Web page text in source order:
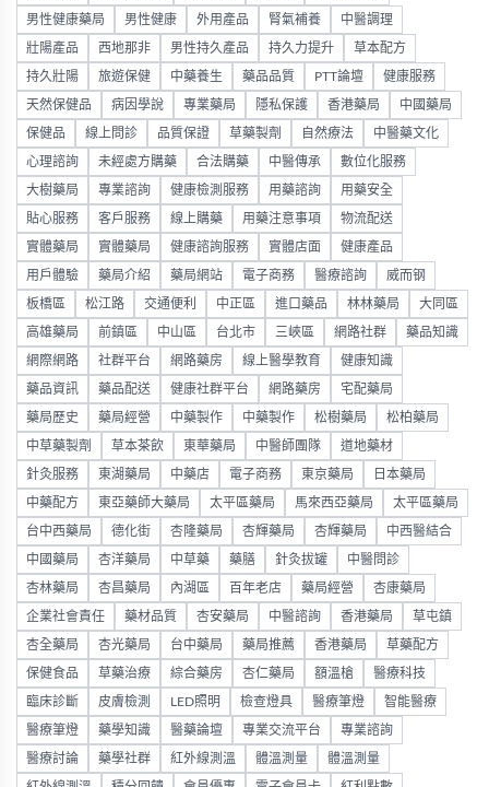
男性健康藥局 男性健康 外用產品 腎氣補養 中醫調理
壯陽產品 西地那非 男性持久產品 持久力提升 草本配方
持久壯陽 旅遊保健 中藥養生 藥品品質 PTT論壇 健康服務
天然保健品 病因學說 專業藥局 隱私保護 香港藥局 中國藥局
保健品 線上問診 品質保證 草藥製劑 自然療法 中醫藥文化
心理諮詢 未經處方購藥 合法購藥 中醫傳承 數位化服務
大樹藥局 專業諮詢 健康檢測服務 用藥諮詢 用藥安全
貼心服務 客戶服務 線上購藥 用藥注意事項 物流配送
實體藥局 實體藥局 健康諮詢服務 實體店面 健康產品
用戶體驗 藥局介紹 藥局網站 電子商務 醫療諮詢 威而钢
板橋區 松江路 交通便利 中正區 進口藥品 林林藥局 大同區
高雄藥局 前鎮區 中山區 台北市 三峽區 網路社群 藥品知識
網際網路 社群平台 網路藥房 線上醫學教育 健康知識
藥品資訊 藥品配送 健康社群平台 網路藥房 宅配藥局
藥局歷史 藥局經營 中藥製作 中藥製作 松樹藥局 松柏藥局
中草藥製劑 草本茶飲 東華藥局 中醫師團隊 道地藥材
針灸服務 東湖藥局 中藥店 電子商務 東京藥局 日本藥局
中藥配方 東亞藥師大藥局 太平區藥局 馬來西亞藥局 太平區藥局
台中西藥局 德化街 杏隆藥局 杏輝藥局 杏輝藥局 中西醫結合
中國藥局 杏洋藥局 中草藥 藥膳 針灸拔罐 中醫問診
杏林藥局 杏昌藥局 內湖區 百年老店 藥局經營 杏康藥局
企業社會責任 藥材品質 杏安藥局 中醫諮詢 香港藥局 草屯鎮
杏全藥局 杏光藥局 台中藥局 藥局推薦 香港藥局 草藥配方
保健食品 草藥治療 綜合藥房 杏仁藥局 額溫槍 醫療科技
臨床診斷 皮膚檢測 LED照明 檢查燈具 醫療筆燈 智能醫療
醫療筆燈 藥學知識 醫藥論壇 專業交流平台 專業諮詢
醫療討論 藥學社群 紅外線測溫 體溫測量 體溫測量